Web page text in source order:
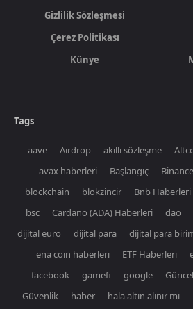
Gizlilik Sözleşmesi
Çerez Politikası
Künye
Tags
aave Airdrop akıllı sözleşme
avax haberleri
Başlangıç
blockchain
blokzincir Bnb Haberleri
bsc
Cardano (ADA) Haberleri dao
dijital euro
dijital para dijital para
ena coin haberleri
ETF Haberleri
facebook
gamefi google
Güvenlik
haber hala altın alınır mı